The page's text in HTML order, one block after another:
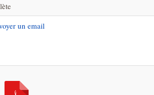
un email